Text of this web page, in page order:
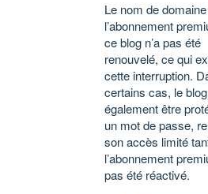
Le nom de
l’abonnement
ce blog n’a pas été
renouvelé, ce qui
cette interruption.
certains cas, le
également être
un mot de passe,
son accès limité
l’abonnement
pas été réactivé.